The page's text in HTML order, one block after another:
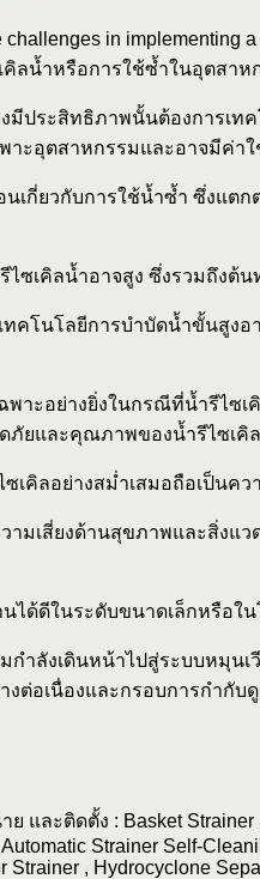
challenges in
คิลน้ำหรือการใช้ซ้ำในอุตส
งมีประสิทธิภาพนั้นต้องการเ
าะอุตสาหกรรมและอาจมีค่าใ
เกี่ยวกับการใช้น้ำซ้ำ ซึ่งแต
ไซเคิลน้ำอาจสูง ซึ่งรวมถึง
เทคโนโลยีการบำบัดน้ำขั้นสูงอ
พาะอย่างยิ่งในกรณีที่น้ำรีไซ
ยและคุณภาพของน้ำรีไซเคิล
เคิลอย่างสม่ำเสมอถือเป็นค
ามเสี่ยงด้านสุขภาพและสิ่งแ
ได้ดีในระดับขนาดเล็กหรือใ
ำลังเดินหน้าไปสู่ระบบหมุ
ต่อเนื่องและกรอบการกำกั
ละติดตั้ง : Basket Strainer
Strainer Self-
Strainer , Hydrocyclone